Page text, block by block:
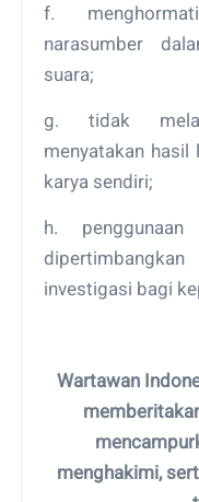
f.
narasumber
suara;
g. tidak
menyatakan hasil
karya sendiri;
h.
investigasi bagi
Wartawan
menghakimi,